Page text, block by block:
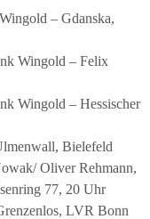
– Gdanska,
Wingold – Felix
Wingold – Hessischer
Bielefeld
Oliver Rehmann,
77, 20 Uhr
LVR Bonn